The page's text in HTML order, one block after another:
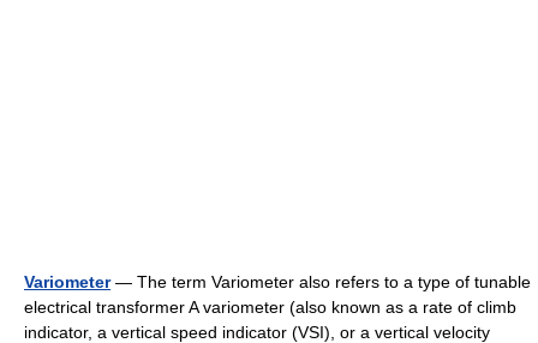
Variometer— The term Variometer also refers to a type of tunable
electrical transformer A variometer (also known as a rate of climb
indicator, a vertical speed indicator (VSI), or a vertical velocity